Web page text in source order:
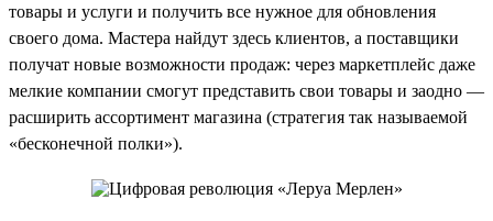
товары и услуги и получить все нужное для обновления
своего дома. Мастера найдут здесь клиентов, а поставщики
получат новые возможности продаж: через маркетплейс даже
мелкие компании смогут представить свои товары и заодно —
расширить ассортимент магазина (стратегия так называемой
«бесконечной полки»).